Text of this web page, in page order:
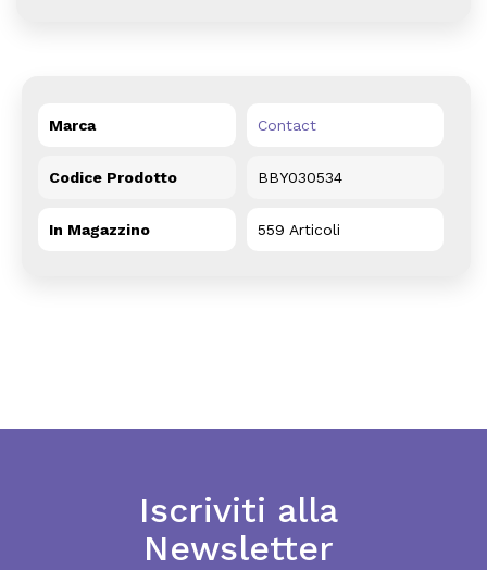
Marca Contact
Codice Prodotto BBY030534
In Magazzino 559 Articoli
Iscriviti alla
Newsletter